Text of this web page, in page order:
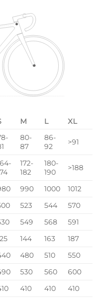
M L
XL
80-
87
86-
92
>91
172-
182
180-
190
>188
990 1000
1012
523 544
570
549 568
591
144 163
187
480 510
550
530 560
600
410 410
410